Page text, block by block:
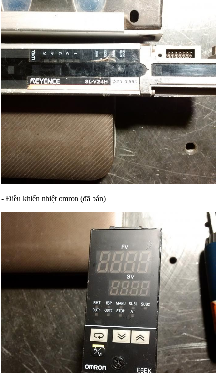
- Điều khiển nhiệt omron (đã bán)